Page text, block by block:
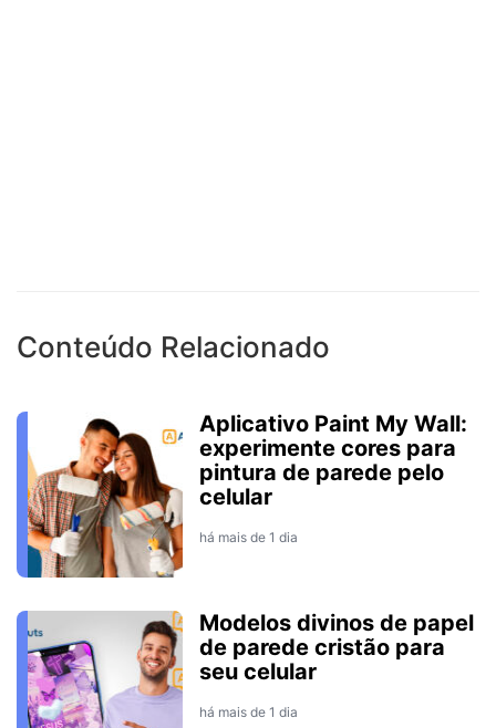
Conteúdo Relacionado
Aplicativo Paint My Wall:
experimente cores para
pintura de parede pelo
celular
há mais de 1 dia
Modelos divinos de papel
de parede cristão para
seu celular
há mais de 1 dia